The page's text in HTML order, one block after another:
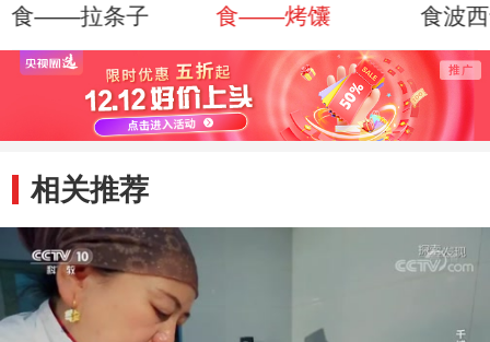
食——拉条子
食——烤馕
食波
相关推荐